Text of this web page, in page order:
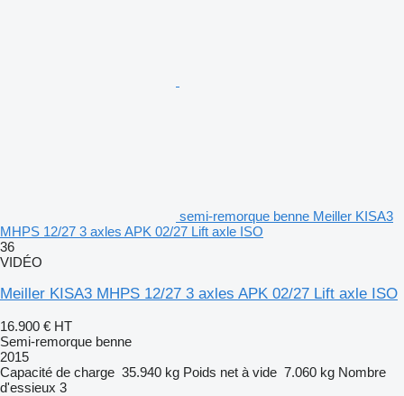
semi-remorque benne Meiller KISA3
MHPS 12/27 3 axles APK 02/27 Lift axle ISO
36
VIDÉO
Meiller KISA3 MHPS 12/27 3 axles APK 02/27 Lift axle ISO
16.900 € HT
Semi-remorque benne
2015
Capacité de charge 35.940 kg Poids net à vide 7.060 kg Nombre
d'essieux 3